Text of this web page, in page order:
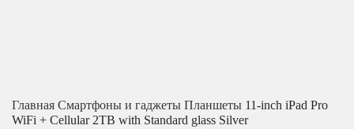
Главная Смартфоны и гаджеты Планшеты 11-inch iPad Pro
WiFi + Cellular 2TB with Standard glass Silver